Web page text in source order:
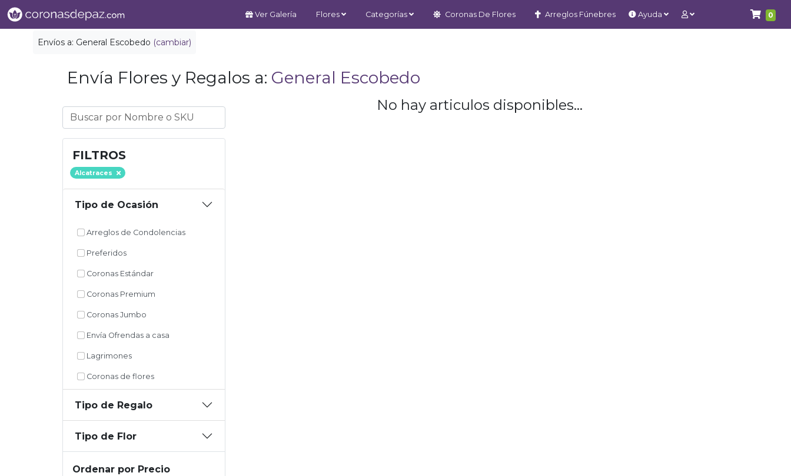
0
Envíos a: General Escobedo (cambiar)
Ver Galería Flores Categorías Coronas De Flores Arreglos Fúnebres Ayuda
Envía Flores y Regalos a: General Escobedo
FILTROS
Alcatraces
Tipo de Ocasión
Arreglos de Condolencias
Preferidos
Coronas Estándar
Coronas Premium
Coronas Jumbo
Envía Ofrendas a casa
Lagrimones
Coronas de flores
Tipo de Regalo
Tipo de Flor
Ordenar por Precio
No hay articulos disponibles...